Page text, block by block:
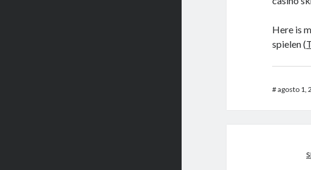
Here is
spielen (
#agosto 1,